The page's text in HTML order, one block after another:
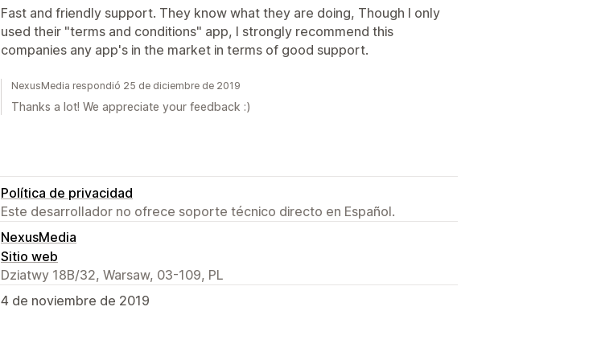
Fast and friendly support. They know what they are doing, Though I only
used their "terms and conditions" app, I strongly recommend this
companies any app's in the market in terms of good support.
NexusMedia respondió 25 de diciembre de 2019
Thanks a lot! We appreciate your feedback :)
Política de privacidad
Este desarrollador no ofrece soporte técnico directo en Español.
NexusMedia
Sitio web
Dziatwy 18B/32, Warsaw, 03-109, PL
4 de noviembre de 2019